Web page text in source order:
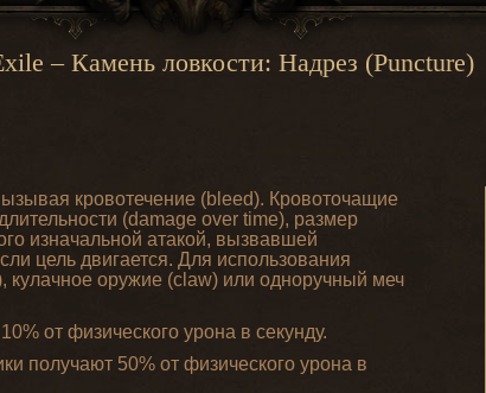
– Камень ловкости: Надрез (Puncture)
кровотечение (bleed). Кровоточащие
(damage over time), размер
изначальной атакой, вызвавшей
цель двигается. Для использования
кулачное оружие (claw) или одноручный меч
от физического урона в секунду.
получают 50% от физического урона в